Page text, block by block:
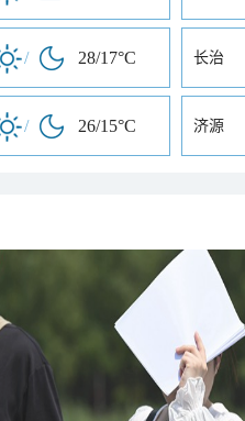
/ 28/17°C 长治
/ 26/15°C 济源